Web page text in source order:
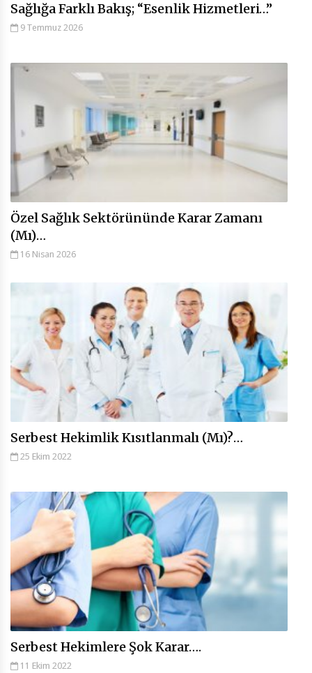
Sağlığa Farklı Bakış; “Esenlik Hizmetleri…”
9 Temmuz 2026
Özel Sağlık Sektörününde Karar Zamanı
(Mı)…
16 Nisan 2026
Serbest Hekimlik Kısıtlanmalı (Mı)?…
25 Ekim 2022
Serbest Hekimlere Şok Karar….
11 Ekim 2022